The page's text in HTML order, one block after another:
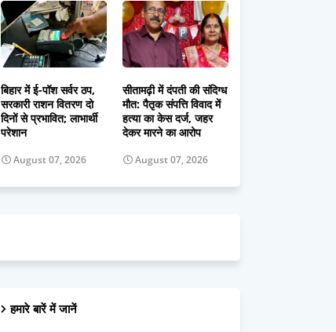
बिहार में ई-पॉश सर्वर ठप,
सरकारी राशन वितरण दो
दिनों से प्रभावित; लाभार्थी
परेशान
August 07, 2026
सीतामढ़ी में दंपती की संदिग्ध
मौत: पैतृक संपत्ति विवाद में
हत्या का केस दर्ज, जहर
देकर मारने का आरोप
August 07, 2026
हमारे बारें में जानें